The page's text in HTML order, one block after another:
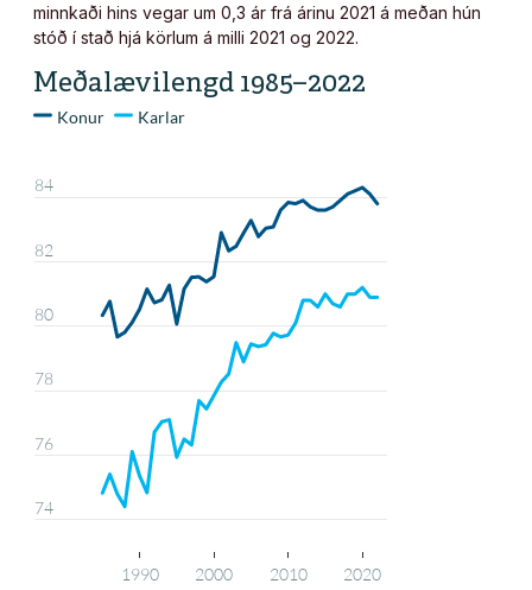
minnkaði hins vegar um 0,3 ár frá árinu 2021 á meðan hún
stóð í stað hjá körlum á milli 2021 og 2022.